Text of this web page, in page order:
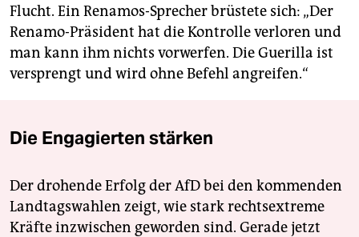
Flucht. Ein Renamos-Sprecher brüstete sich: „Der
Renamo-Präsident hat die Kontrolle verloren und
man kann ihm nichts vorwerfen. Die Guerilla ist
versprengt und wird ohne Befehl angreifen.“
Die Engagierten stärken
Der drohende Erfolg der AfD bei den kommenden
Landtagswahlen zeigt, wie stark rechtsextreme
Kräfte inzwischen geworden sind. Gerade jetzt